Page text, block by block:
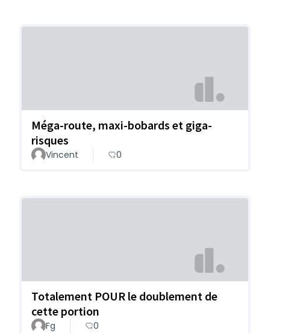
Méga-route, maxi-bobards et giga-
risques
Vincent 0
Totalement POUR le doublement de
cette portion
Fg 0